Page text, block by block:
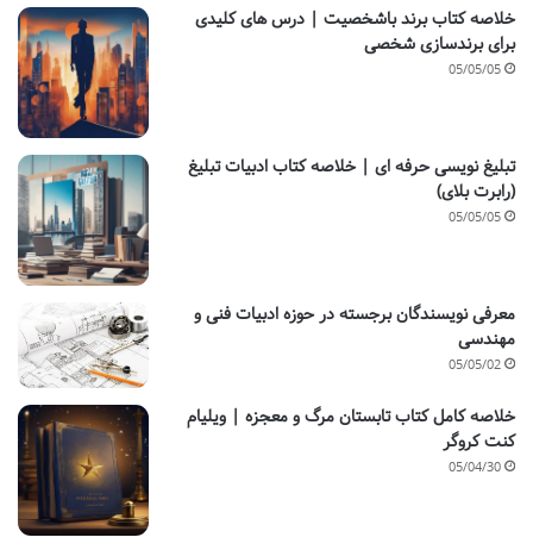
خلاصه کتاب برند باشخصیت | درس های کلیدی
برای برندسازی شخصی
05/05/05
تبلیغ نویسی حرفه ای | خلاصه کتاب ادبیات تبلیغ
(رابرت بلای)
05/05/05
معرفی نویسندگان برجسته در حوزه ادبیات فنی و
مهندسی
05/05/02
خلاصه کامل کتاب تابستان مرگ و معجزه | ویلیام
کنت کروگر
05/04/30